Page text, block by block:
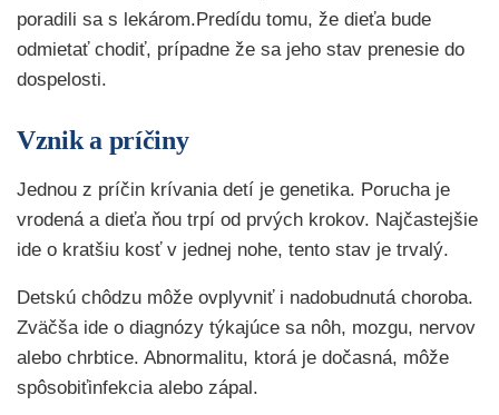
poradili sa s lekárom.Predídu tomu, že dieťa bude
odmietať chodiť, prípadne že sa jeho stav prenesie do
dospelosti.
Vznik a príčiny
Jednou z príčin krívania detí je genetika. Porucha je
vrodená a dieťa ňou trpí od prvých krokov. Najčastejšie
ide o kratšiu kosť v jednej nohe, tento stav je trvalý.
Detskú chôdzu môže ovplyvniť i nadobudnutá choroba.
Zväčša ide o diagnózy týkajúce sa nôh, mozgu, nervov
alebo chrbtice. Abnormalitu, ktorá je dočasná, môže
spôsobiťinfekcia alebo zápal.